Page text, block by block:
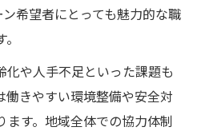
希望者にとっても魅力的な職
化や人手不足といった課題も
きやすい環境整備や安全対
す。地域全体での協力体制